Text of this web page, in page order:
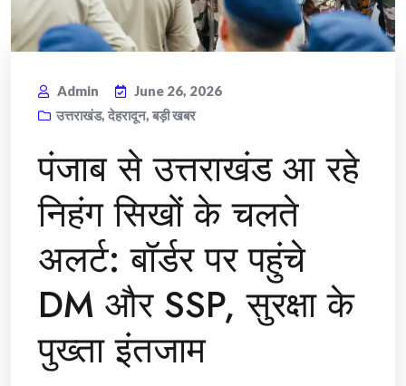
Admin
June 26, 2026
उत्तराखंड, देहरादून, बड़ी खबर
पंजाब से उत्तराखंड आ रहे
निहंग सिखों के चलते
अलर्ट: बॉर्डर पर पहुंचे
DM और SSP, सुरक्षा के
पुख्ता इंतजाम